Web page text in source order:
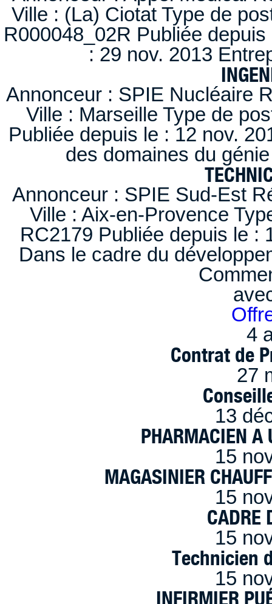
Ville : (La) Ciotat Type de
R000048_02R Publiée
: 29 nov. 2013
Annonceur : SPIE Nucléaire
Ville : Marseille Type de
Publiée depuis le : 12 nov.
des domaines du
Annonceur : SPIE Sud-Est
Ville : Aix-en-Provence
RC2179 Publiée depuis le :
Dans le cadre du
4
Contrat de
27
13
PHARMACIEN A
15
MAGASINIER
15
CADRE
15
Technicien
15
INFIRMIER